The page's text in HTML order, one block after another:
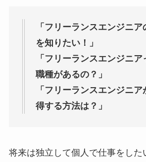
「フリーランスエンジニ
を知りたい！」
「フリーランスエンジニ
職種があるの？」
「フリーランスエンジニ
得する方法は？」
将来は独立して個人で仕事をした